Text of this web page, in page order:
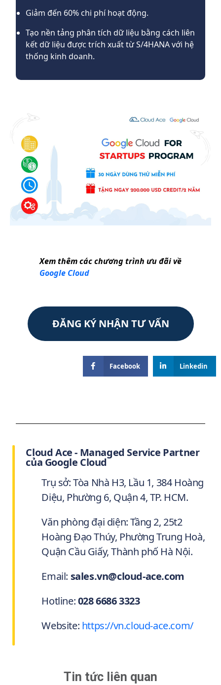
Giảm đến 60% chi phí hoạt động.
Tạo nền tảng phân tích dữ liệu bằng cách liên
kết dữ liệu được trích xuất từ S/4HANA với hệ
thống kinh doanh.
Xem thêm các chương trình ưu đãi về
Google Cloud
ĐĂNG KÝ NHẬN TƯ VẤN
Facebook Linkedin
Cloud Ace - Managed Service Partner
của Google Cloud
Trụ sở: Tòa Nhà H3, Lầu 1, 384 Hoàng
Diệu, Phường 6, Quận 4, TP. HCM.
Văn phòng đại diện: Tầng 2, 25t2
Hoàng Đạo Thúy, Phường Trung Hoà,
Quận Cầu Giấy, Thành phố Hà Nội.
Email: sales.vn@cloud-ace.com
Hotline:028 6686 3323
Website: https://vn.cloud-ace.com/
Tin tức liên quan